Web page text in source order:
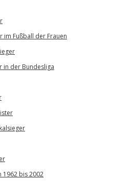
im Fußball der Frauen
in der Bundesliga
1962 bis 2002